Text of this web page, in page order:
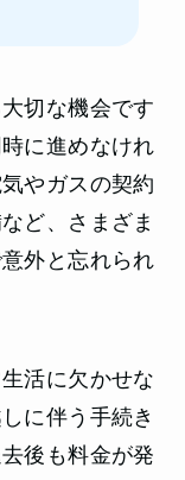
切な機会です
に進めなけれ
やガスの契約
ど、さまざま
外と忘れられ
活に欠かせな
に伴う手続き
後も料金が発